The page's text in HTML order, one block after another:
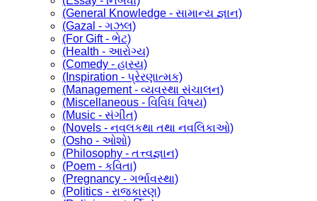
(General Knowledge - સામાન્ય જ્ઞાન)
(Gazal - ગઝલ)
(For Gift - ભેટ)
(Health - આરોગ્ય)
(Comedy - હાસ્ય)
(Inspiration - પ્રેરણાત્મક)
(Management - વ્યવસ્થા સંચાલન)
(Miscellaneous - વિવિધ વિષય)
(Music - સંગીત)
(Novels - નવલકથા તથા નવલિકાઓ)
(Osho - ઓશો)
(Philosophy - તત્ત્વજ્ઞાન)
(Poem - કવિતા)
(Pregnancy - ગર્ભાવસ્થા)
(Politics - રાજકારણ)